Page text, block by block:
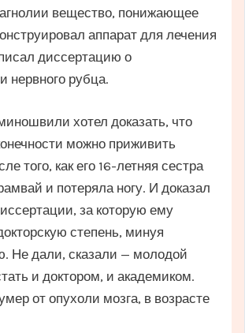
вещество, понижающее
аппарат для лечения
диссертацию о
нервного рубца.
хотел доказать, что
можно приживить
того, как его 16-летняя сестра
и потеряла ногу. И доказал
за которую ему
степень, минуя
Не дали, сказали — молодой
и доктором, и академиком.
от опухоли мозга, в возрасте